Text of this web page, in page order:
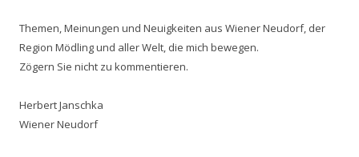
Themen, Meinungen und Neuigkeiten aus Wiener Neudorf, der
Region Mödling und aller Welt, die mich bewegen.
Zögern Sie nicht zu kommentieren.
Herbert Janschka
Wiener Neudorf